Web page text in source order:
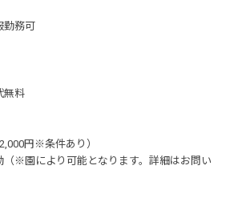
勤務可
無料
円※条件あり）
（※園により可能となります。詳細はお問い